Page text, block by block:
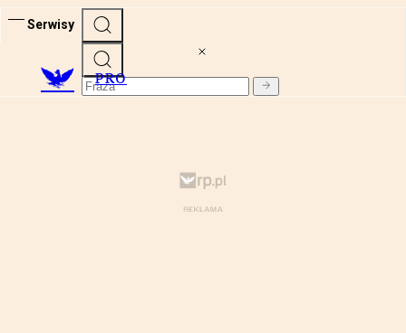
Serwisy
PRO